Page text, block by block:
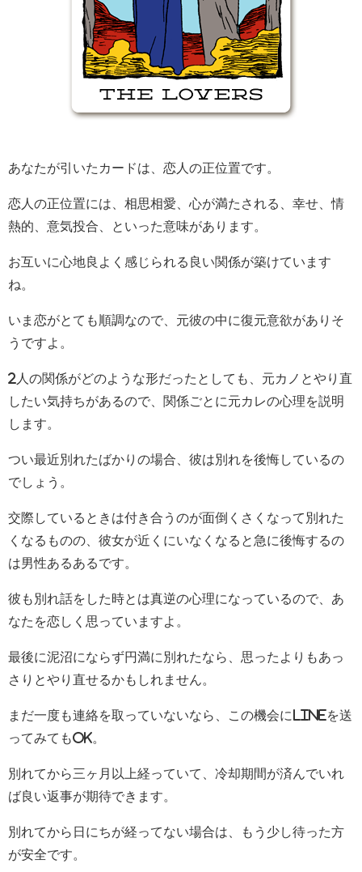
あなたが引いたカードは、恋人の正位置です。
恋人の正位置には、相思相愛、心が満たされる、幸せ、情
熱的、意気投合、といった意味があります。
お互いに心地良よく感じられる良い関係が築けています
ね。
いま恋がとても順調なので、元彼の中に復元意欲がありそ
うですよ。
2人の関係がどのような形だったとしても、元カノとやり直
したい気持ちがあるので、関係ごとに元カレの心理を説明
します。
つい最近別れたばかりの場合、彼は別れを後悔しているの
でしょう。
交際しているときは付き合うのが面倒くさくなって別れた
くなるものの、彼女が近くにいなくなると急に後悔するの
は男性あるあるです。
彼も別れ話をした時とは真逆の心理になっているので、あ
なたを恋しく思っていますよ。
最後に泥沼にならず円満に別れたなら、思ったよりもあっ
さりとやり直せるかもしれません。
まだ一度も連絡を取っていないなら、この機会にLINEを送
ってみてもOK。
別れてから三ヶ月以上経っていて、冷却期間が済んでいれ
ば良い返事が期待できます。
別れてから日にちが経ってない場合は、もう少し待った方
が安全です。